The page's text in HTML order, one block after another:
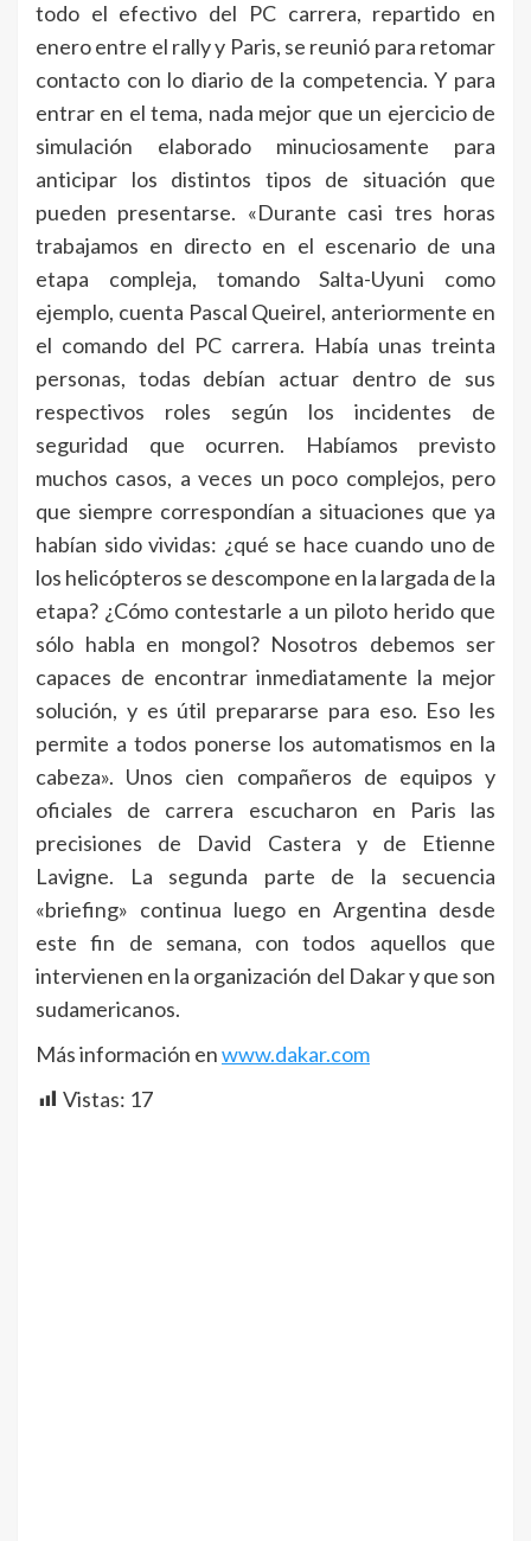
todo el efectivo del PC carrera, repartido en
enero entre el rally y Paris, se reunió para retomar
contacto con lo diario de la competencia. Y para
entrar en el tema, nada mejor que un ejercicio de
simulación elaborado minuciosamente para
anticipar los distintos tipos de situación que
pueden presentarse. «Durante casi tres horas
trabajamos en directo en el escenario de una
etapa compleja, tomando Salta-Uyuni como
ejemplo, cuenta Pascal Queirel, anteriormente en
el comando del PC carrera. Había unas treinta
personas, todas debían actuar dentro de sus
respectivos roles según los incidentes de
seguridad que ocurren. Habíamos previsto
muchos casos, a veces un poco complejos, pero
que siempre correspondían a situaciones que ya
habían sido vividas: ¿qué se hace cuando uno de
los helicópteros se descompone en la largada de la
etapa? ¿Cómo contestarle a un piloto herido que
sólo habla en mongol? Nosotros debemos ser
capaces de encontrar inmediatamente la mejor
solución, y es útil prepararse para eso. Eso les
permite a todos ponerse los automatismos en la
cabeza». Unos cien compañeros de equipos y
oficiales de carrera escucharon en Paris las
precisiones de David Castera y de Etienne
Lavigne. La segunda parte de la secuencia
«briefing» continua luego en Argentina desde
este fin de semana, con todos aquellos que
intervienen en la organización del Dakar y que son
sudamericanos.
Más información enwww.dakar.com
Vistas: 17